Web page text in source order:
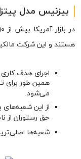
بیزنیس مدل
هستند و این شرکت
اجرای هدف
همین طور برای
می‌شود.
از این
حق رستوران از
شعبه‌ها